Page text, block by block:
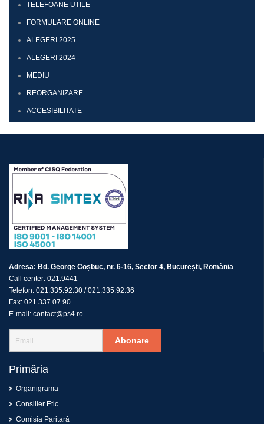
TELEFOANE UTILE
FORMULARE ONLINE
ALEGERI 2025
ALEGERI 2024
MEDIU
REORGANIZARE
ACCESIBILITATE
Adresa: Bd. George Coșbuc, nr. 6-16, Sector 4, București, România
Call center: 021.9441
Telefon: 021.335.92.30 /021.335.92.36
Fax: 021.337.07.90
E-mail: contact@ps4.ro
Abonare
Primăria
Organigrama
Consilier Etic
Comisia Paritară